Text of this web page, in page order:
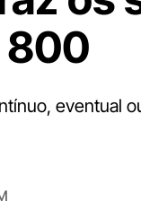
800
eventual